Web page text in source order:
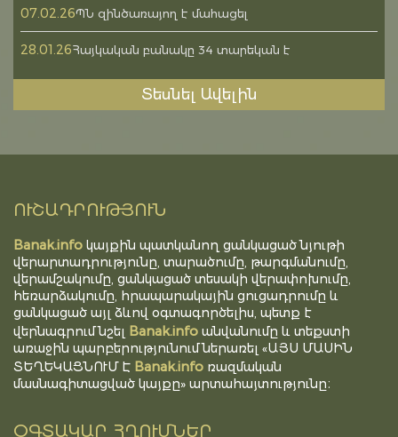
07.02.26ՊՆ զինծառայող է մահացել
28.01.26Հայկական բանակը 34 տարեկան է
Տեսնել Ավելին
ՈՒՇԱԴՐՈՒԹՅՈՒՆ
Banak.info կայքին պատկանող ցանկացած նյութի
վերարտադրությունը, տարածումը, թարգմանումը,
վերամշակումը, ցանկացած տեսակի վերափոխումը,
հեռարձակումը, հրապարակային ցուցադրումը և
ցանկացած այլ ձևով օգտագործելիս, պետք է
վերնագրում նշել Banak.info անվանումը և տեքստի
առաջին պարբերությունում ներառել «ԱՅՍ ՄԱՍԻՆ
ՏԵՂԵԿԱՑՆՈՒՄ Է Banak.info ռազմական
մասնագիտացված կայքը» արտահայտությունը։
ՕԳՏԱԿԱՐ ՀՂՈՒՄՆԵՐ